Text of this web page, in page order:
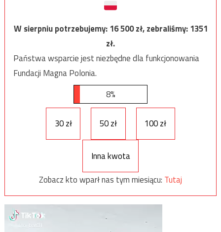
W sierpniu potrzebujemy:16 500zł, zebraliśmy:1351
zł.
Państwa wsparcie jest niezbędne dla funkcjonowania
Fundacji Magna Polonia.
8%
30 zł 50 zł 100 zł
Inna kwota
Zobacz kto wparł nas tym miesiącu: Tutaj
Odtwarzacz
video